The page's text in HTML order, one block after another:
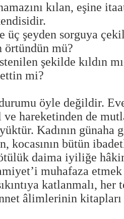
kılan, eşine
üç şeyden sorguya
örtündün mü?
şekilde kıldın
mi?
öyle değildir.
ve hareketinden de
Kadının günaha
kocasının bütün
daima iyiliğe
muhafaza
katlanmalı, her
âlimlerinin